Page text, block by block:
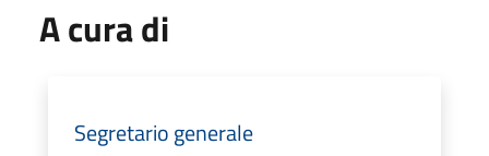
A cura di
Segretario generale